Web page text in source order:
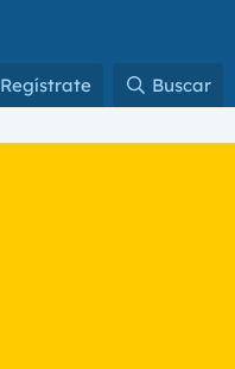
Regístrate Buscar